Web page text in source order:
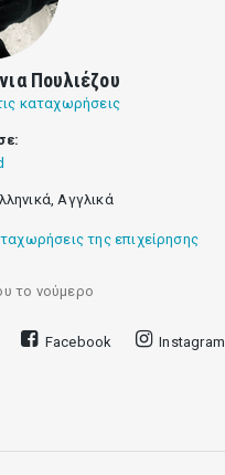
Πουλιέζου
καταχωρήσεις
Αγγλικά
της επιχείρησης
το νούμερο
Facebook Instagram